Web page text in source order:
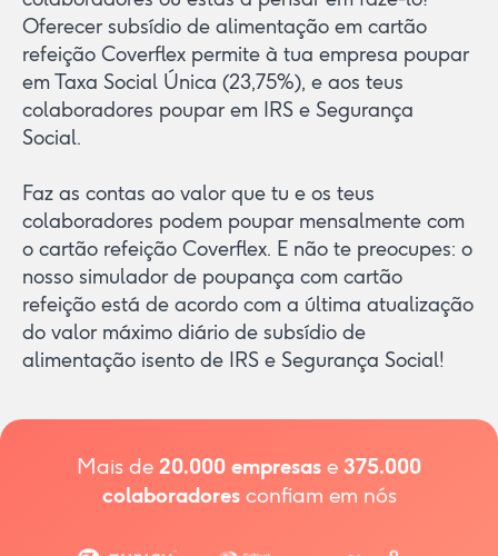
Oferecer subsídio de alimentação em cartão
refeição Coverflex permite à tua empresa poupar
em Taxa Social Única (23,75%), e aos teus
colaboradores poupar em IRS e Segurança
Social.
Faz as contas ao valor que tu e os teus
colaboradores podem poupar mensalmente com
o cartão refeição Coverflex. E não te preocupes: o
nosso simulador de poupança com cartão
refeição está de acordo com a última atualização
do valor máximo diário de subsídio de
alimentação isento de IRS e Segurança Social!
Mais de 20.000 empresas e 375.000
colaboradoresconfiam em nós